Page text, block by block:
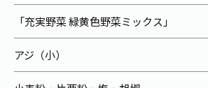
「充実野菜 緑黄色野菜ミックス」
アジ（小）